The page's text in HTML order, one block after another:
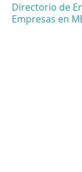
Directorio de
Empresas en